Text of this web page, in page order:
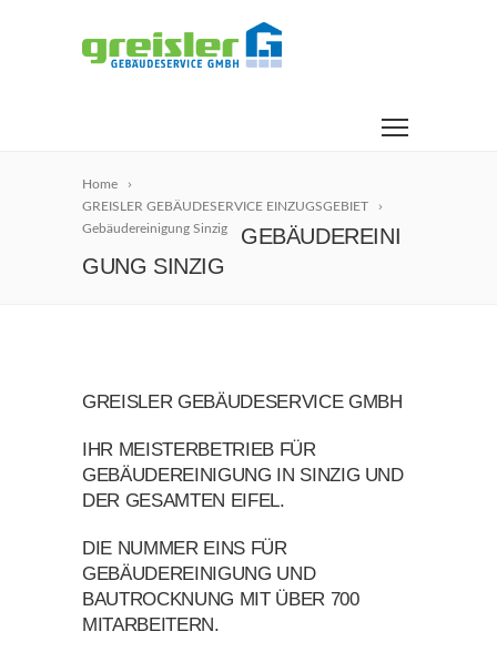
Home
GREISLER GEBÄUDESERVICE EINZUGSGEBIET
Gebäudereinigung Sinzig
GEBÄUDEREINI
GUNG SINZIG
GREISLER GEBÄUDESERVICE GMBH
IHR MEISTERBETRIEB FÜR
GEBÄUDEREINIGUNG IN SINZIG UND
DER GESAMTEN EIFEL.
DIE NUMMER EINS FÜR
GEBÄUDEREINIGUNG UND
BAUTROCKNUNG MIT ÜBER 700
MITARBEITERN.